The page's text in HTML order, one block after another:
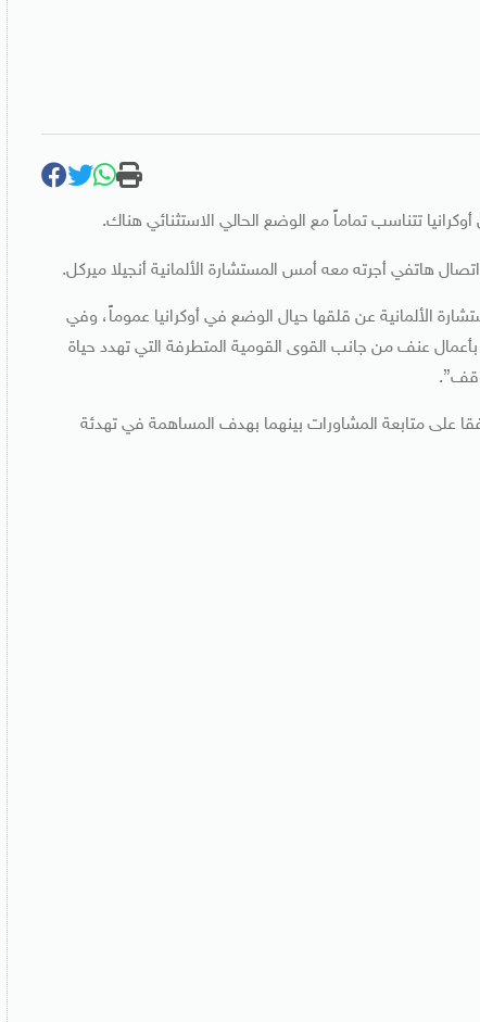
تتناسب تماماً مع الوضع الحالي الاستثنائي هناك.
هاتفي أجرته معه أمس المستشارة الألمانية أنجيلا ميركل.
الألمانية عن قلقها حيال الوضع في أوكرانيا عموماً، وفي
عنف من جانب القوى القومية المتطرفة التي تهدد حياة
على متابعة المشاورات بينهما بهدف المساهمة في تهدئة